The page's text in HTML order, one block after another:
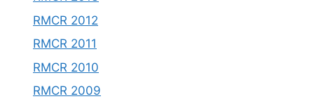
RMCR 2012
RMCR 2011
RMCR 2010
RMCR 2009